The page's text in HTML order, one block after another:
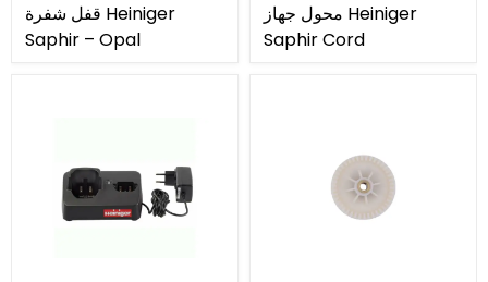
قفل شفرة Heiniger
Saphir – Opal
محول جهاز Heiniger
Saphir Cord